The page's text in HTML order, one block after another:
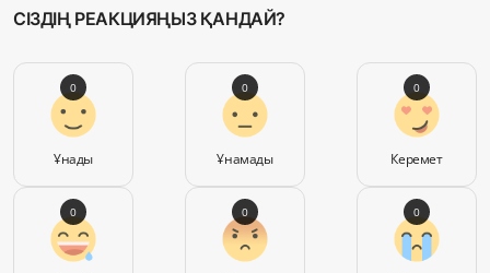
СІЗДІҢ РЕАКЦИЯҢЫЗ ҚАНДАЙ?
Ұнады
0
Ұнамады
0
Керемет
0
0 0 0